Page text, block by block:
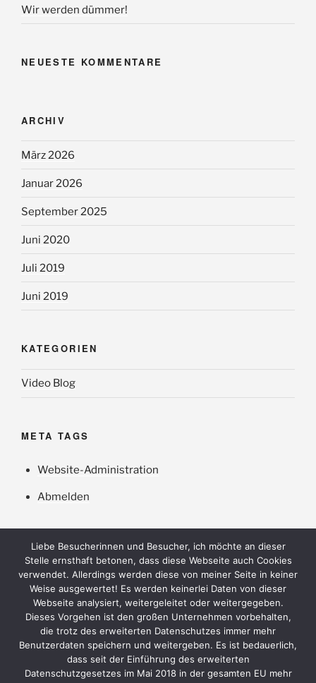
Wir werden dümmer!
NEUESTE KOMMENTARE
ARCHIV
März 2026
Januar 2026
September 2025
Juni 2020
Juli 2019
Juni 2019
KATEGORIEN
Video Blog
META TAGS
Website-Administration
Abmelden
Datenschutzerklärung
Liebe Besucherinnen und Besucher, ich möchte an dieser
Stelle ernsthaft betonen, dass diese Webseite auch Cookies
verwendet. Allerdings werden diese von meiner Seite in keiner
Weise ausgewertet! Es werden keinerlei Daten von dieser
Webseite analysiert, weitergeleitet oder weitergegeben.
Dieses Vorgehen ist den großen Unternehmen vorbehalten,
die trotz des erweiterten Datenschutzes immer mehr
Benutzerdaten speichern und weitergeben. Es ist bedauerlich,
dass seit der Einführung des erweiterten
Datenschutzgesetzes im Mai 2018 in der gesamten EU mehr